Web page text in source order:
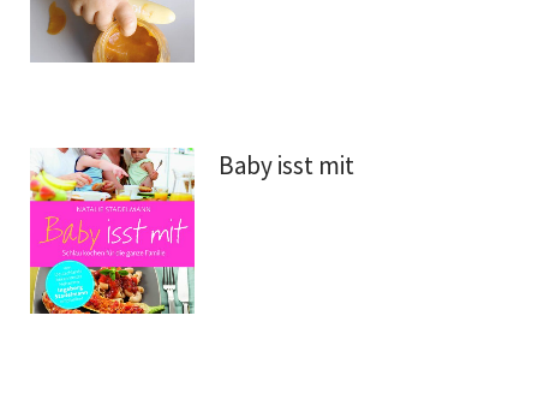
Baby isst mit